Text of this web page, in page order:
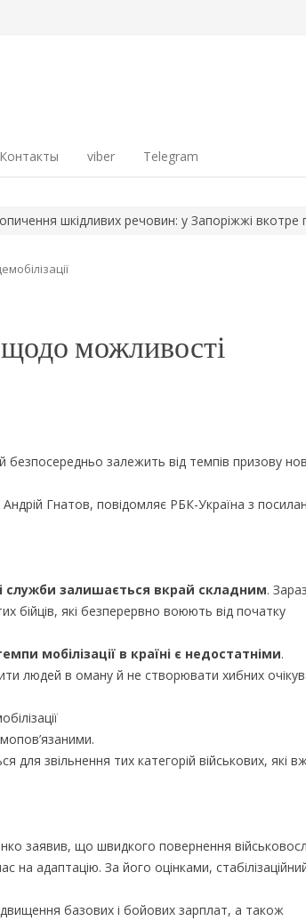
Контакты viber Telegram
шкідливих речовин: у Запоріжжі вкотре
можливості
безпосередньо залежить від темпів призову
Гнатов, повідомляє РБК-Україна з
служби залишається вкрай складним.
бійців, які безперервно воюють від початку
мобілізації в країні є недостатніми.
людей в оману й не створювати хибних
звільнення тих категорій військових, які
заявив, що швидкого повернення
на адаптацію. За його оцінками,
базових і бойових зарплат, а також